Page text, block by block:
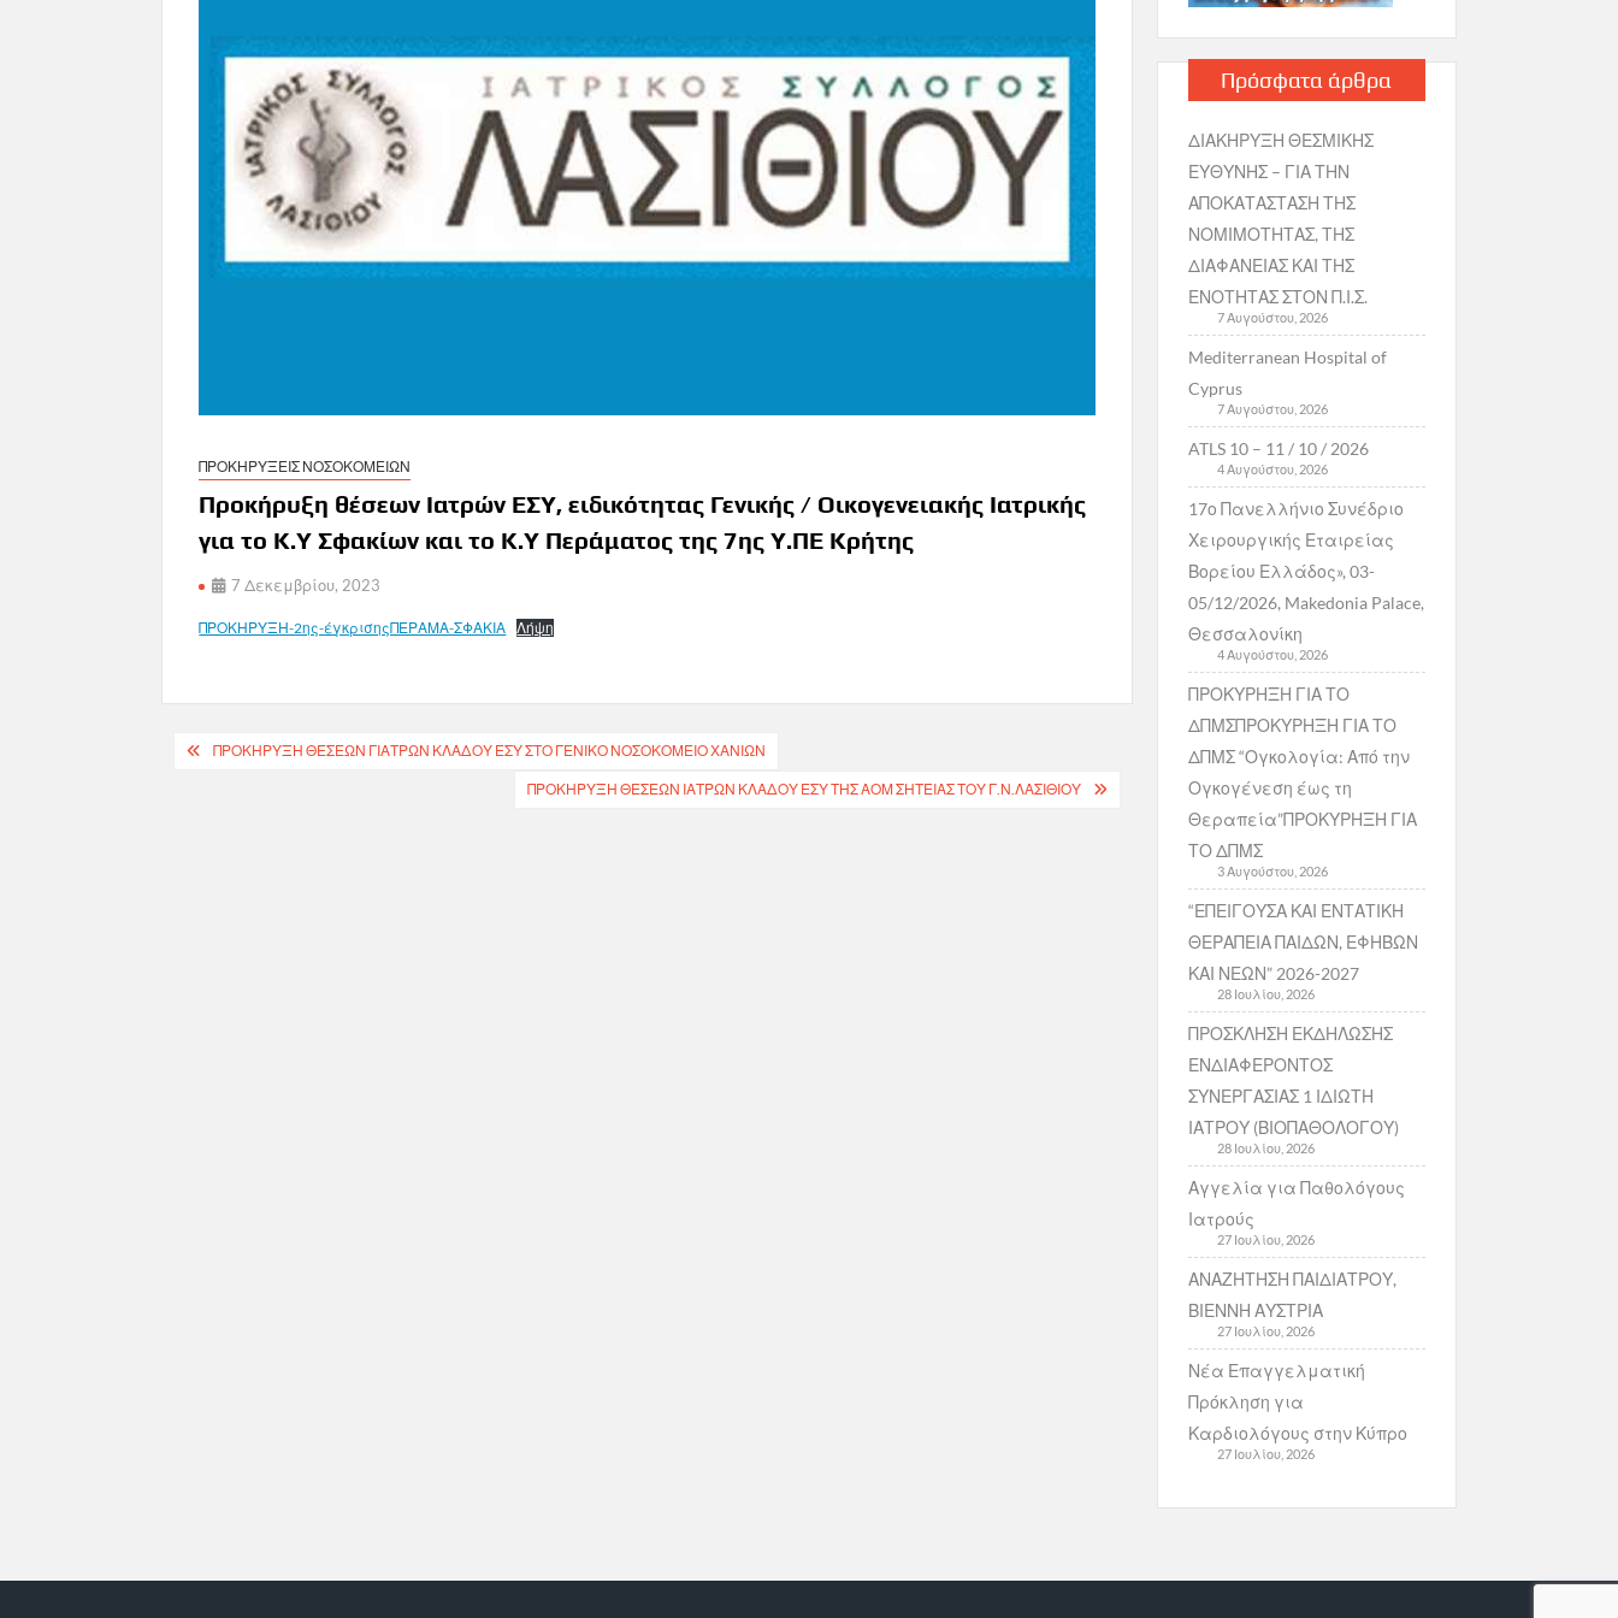
ΠΡΟΚΗΡΥΞΕΙΣ ΝΟΣΟΚΟΜΕΙΩΝ
Προκήρυξη θέσεων Ιατρών ΕΣΥ, ειδικότητας Γενικής / Οικογενειακής Ιατρικής
για το Κ.Υ Σφακίων και το Κ.Υ Περάματος της 7ης Υ.ΠΕ Κρήτης
7 Δεκεμβρίου, 2023
ΠΡΟΚΗΡΥΞΗ-2ης-έγκρισηςΠΕΡΑΜΑ-ΣΦΑΚΙΑ Λήψη
Πλοήγηση
ΠΡΟΚΉΡΥΞΗ ΘΈΣΕΩΝ ΓΙΑΤΡΏΝ ΚΛΆΔΟΥ ΕΣΥ ΣΤΟ ΓΕΝΙΚΌ ΝΟΣΟΚΟΜΕΊΟ ΧΑΝΊΩΝ
ΠΡΟΚΗΡΥΞΗ ΘΕΣΕΩΝ ΙΑΤΡΩΝ ΚΛΑΔΟΥ ΕΣΥ ΤΗΣ ΑΟΜ ΣΗΤΕΙΑΣ ΤΟΥ Γ.Ν.ΛΑΣΙΘΙΟΥ
Πρόσφατα άρθρα
ΔΙΑΚΗΡΥΞΗ ΘΕΣΜΙΚΗΣ
ΕΥΘΥΝΗΣ – ΓΙΑ ΤΗΝ
ΑΠΟΚΑΤΑΣΤΑΣΗ ΤΗΣ
ΝΟΜΙΜΟΤΗΤΑΣ, ΤΗΣ
ΔΙΑΦΑΝΕΙΑΣ ΚΑΙ ΤΗΣ
ΕΝΟΤΗΤΑΣ ΣΤΟΝ Π.Ι.Σ.
7 Αυγούστου, 2026
Mediterranean Hospital of
Cyprus
7 Αυγούστου, 2026
ATLS 10 – 11 / 10 / 2026
4 Αυγούστου, 2026
17ο Πανελλήνιο Συνέδριο
Χειρουργικής Εταιρείας
Βορείου Ελλάδος», 03-
05/12/2026, Makedonia Palace,
Θεσσαλονίκη
4 Αυγούστου, 2026
ΠΡΟΚΥΡΗΞΗ ΓΙΑ ΤΟ
ΔΠΜΣΠΡΟΚΥΡΗΞΗ ΓΙΑ ΤΟ
ΔΠΜΣ “Ογκολογία: Από την
Ογκογένεση έως τη
Θεραπεία”ΠΡΟΚΥΡΗΞΗ ΓΙΑ
ΤΟ ΔΠΜΣ
3 Αυγούστου, 2026
“ΕΠΕΙΓΟΥΣΑ ΚΑΙ ΕΝΤΑΤΙΚΗ
ΘΕΡΑΠΕΙΑ ΠΑΙΔΩΝ, ΕΦΗΒΩΝ
ΚΑΙ ΝΕΩΝ” 2026-2027
28 Ιουλίου, 2026
ΠΡΟΣΚΛΗΣΗ ΕΚΔΗΛΩΣΗΣ
ΕΝΔΙΑΦΕΡΟΝΤΟΣ
ΣΥΝΕΡΓΑΣΙΑΣ 1 ΙΔΙΩΤΗ
ΙΑΤΡΟΥ (ΒΙΟΠΑΘΟΛΟΓΟΥ)
28 Ιουλίου, 2026
Αγγελία για Παθολόγους
Ιατρούς
27 Ιουλίου, 2026
ΑΝΑΖΗΤΗΣΗ ΠΑΙΔΙΑΤΡΟΥ,
ΒΙΕΝΝΗ ΑΥΣΤΡΙΑ
27 Ιουλίου, 2026
Νέα Επαγγελματική
Πρόκληση για
Καρδιολόγους στην Κύπρο
27 Ιουλίου, 2026